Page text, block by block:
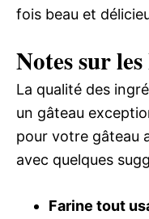
fois beau et
Notes sur
La qualité des
un gâteau
pour votre gâteau
avec quelques
Farine tout